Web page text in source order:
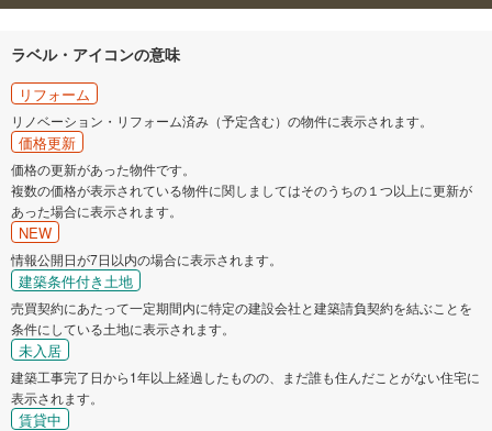
ラベル・アイコンの意味
リフォーム
リノベーション・リフォーム済み（予定含む）の物件に表示されます。
価格更新
価格の更新があった物件です。
複数の価格が表示されている物件に関しましてはそのうちの１つ以上に更新が
あった場合に表示されます。
NEW
情報公開日が7日以内の場合に表示されます。
建築条件付き土地
売買契約にあたって一定期間内に特定の建設会社と建築請負契約を結ぶことを
条件にしている土地に表示されます。
未入居
建築工事完了日から1年以上経過したものの、まだ誰も住んだことがない住宅に
表示されます。
賃貸中